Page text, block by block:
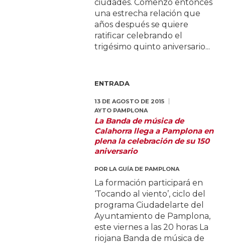
ciudades. Comenzó entonces
una estrecha relación que
años después se quiere
ratificar celebrando el
trigésimo quinto aniversario...
ENTRADA
13 DE AGOSTO DE 2015
AYTO PAMPLONA
La Banda de música de
Calahorra llega a Pamplona en
plena la celebración de su 150
aniversario
POR LA GUÍA DE PAMPLONA
La formación participará en
‘Tocando al viento’, ciclo del
programa Ciudadelarte del
Ayuntamiento de Pamplona,
este viernes a las 20 horas La
riojana Banda de música de